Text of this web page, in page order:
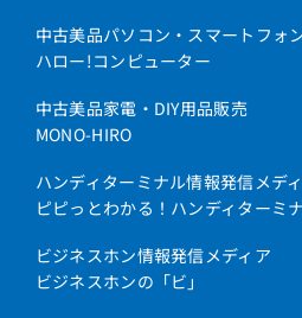
中古美品パソコン・スマートフォ
ハロー!コンピューター
中古美品家電・DIY用品販売
MONO-HIRO
ハンディターミナル情報発信メデ
ピピっとわかる！ハンディターミ
ビジネスホン情報発信メディア
ビジネスホンの「ビ」